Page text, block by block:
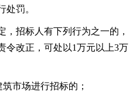
处罚。
标人有下列行为之一的，
令改正，可处以1万元以上3万
市场进行招标的；